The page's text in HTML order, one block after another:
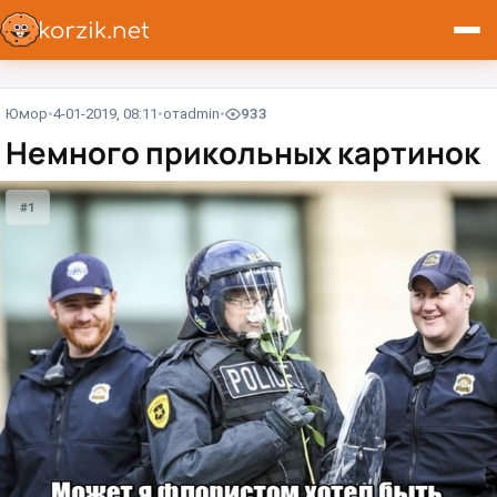
Юмор 4-01-2019, 08:11 отadmin 933
Немного прикольных картинок
#1